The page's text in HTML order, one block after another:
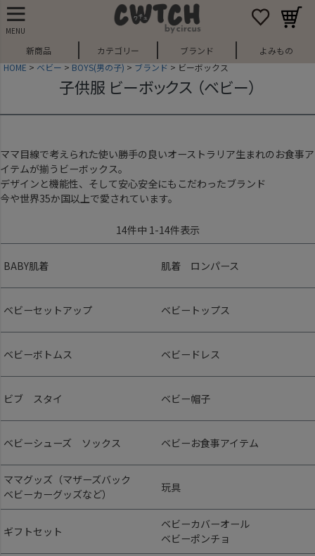
MENU
新商品 カテゴリー ブランド
よみもの
HOME
ベビー BOYS(男の子) ブランド ビーボックス
子供服 ビーボックス （ベビー）
ママ目線で考えられた使い勝手の良いオーストラリア生まれのお食事ア
イテムが揃うビーボックス。
デザインと機能性、そして安心安全にもこだわったブランド
今や世界35か国以上で愛されています。
14件中 1-14件表示
BABY肌着 肌着 ロンパース
ベビーセットアップ ベビートップス
ベビーボトムス ベビードレス
ビブ スタイ ベビー帽子
ベビーシューズ ソックス ベビーお食事アイテム
ママグッズ（マザーズバック
ベビーカーグッズなど）
玩具
ギフトセット
ベビーカバーオール
ベビーポンチョ